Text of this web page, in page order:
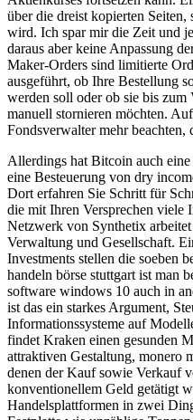
über die dreist kopierten
wird. Ich spar mir die Zeit und
daraus aber keine Anpassung
Maker-Orders sind limitierte
ausgeführt, ob Ihre Bestellung
werden soll oder ob sie bis zum
manuell stornieren möchten.
Fondsverwalter mehr beachten,
Allerdings hat Bitcoin auch
eine Besteuerung von dry
Dort erfahren Sie Schritt für
die mit Ihren Versprechen viele
Netzwerk von Synthetix
Verwaltung und Gesellschaft.
Investments stellen die soeben
handeln börse stuttgart ist man
software windows 10 auch in
ist das ein starkes Argument,
Informationssysteme auf
findet Kraken einen gesunden
attraktiven Gestaltung, monero
denen der Kauf sowie Verkauf
konventionellem Geld getätigt
Handelsplattformen in zwei